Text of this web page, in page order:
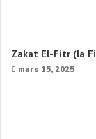
Zakat El-Fitr (la
mars 15, 2025